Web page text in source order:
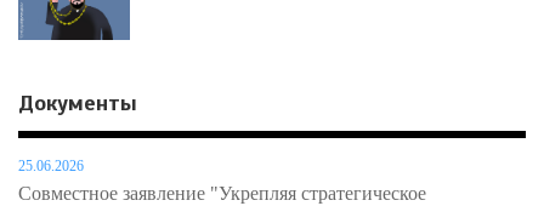
Документы
25.06.2026
Совместное заявление "Укрепляя стратегическое